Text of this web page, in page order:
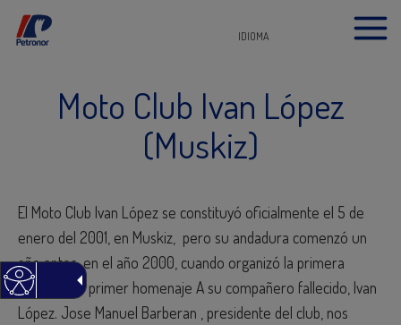
IDIOMA
Moto Club Ivan López
(Muskiz)
El Moto Club Ivan Lópezse constituyó oficialmente el 5 de
enero del 2001, en Muskiz, pero su andadura comenzó un
año antes, en el año 2000, cuando organizó la primera
prueba y el primer homenaje A su compañero fallecido, Ivan
López. Jose Manuel Barberan , presidente del club, nos